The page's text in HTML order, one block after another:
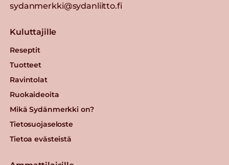
sydanmerkki@sydanliitto.fi
Kuluttajille
Reseptit
Tuotteet
Ravintolat
Ruokaideoita
Mikä Sydänmerkki on?
Tietosuojaseloste
Tietoa evästeistä